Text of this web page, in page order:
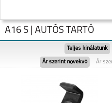
A16 S | AUTÓS TARTÓ
Teljes kínálatunk
Ár szerint növekvő Ár